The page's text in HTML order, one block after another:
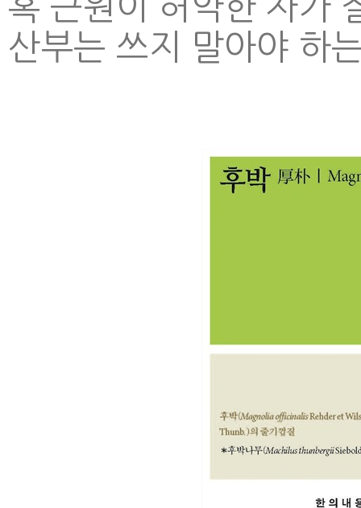
산부는 쓰지 말아야 하